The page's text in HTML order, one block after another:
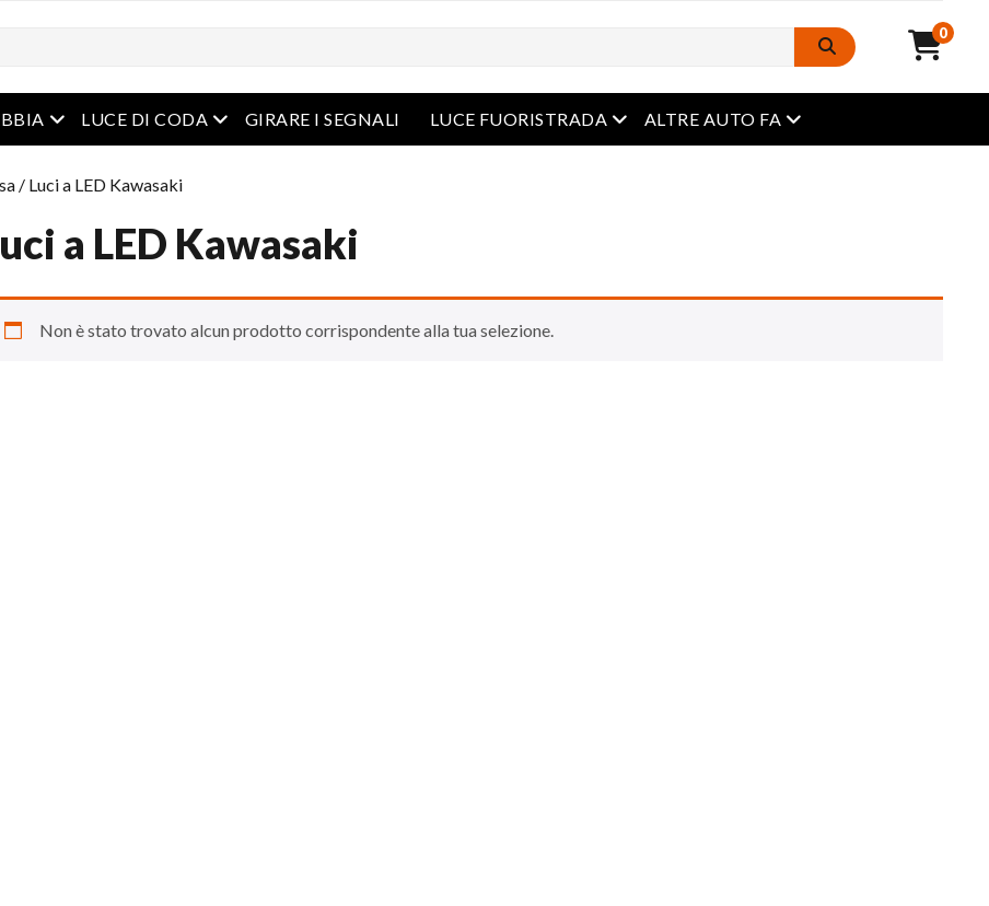
0
Menu aperto
LUCE DI CODA Menu aperto
GIRARE I SEGNALI LUCE FUORISTRADA Menu aperto
ALTRE AUTO FA Menu aperto
/ Luci a LED Kawasaki
a LED Kawasaki
Non è stato trovato alcun prodotto corrispondente alla tua selezione.